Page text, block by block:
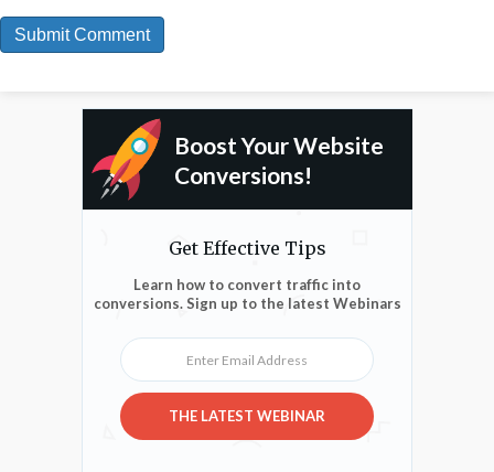
Boost Your Website
Conversions!
Get Effective Tips
Learn how to convert traffic into
conversions. Sign up to the latest Webinars
Enter Email Address
THE LATEST WEBINAR